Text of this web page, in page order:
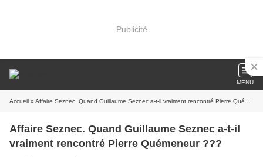
Publicité
MENU
Accueil » Affaire Seznec. Quand Guillaume Seznec a-t-il vraiment rencontré Pierre Quémeneur ???
Affaire Seznec. Quand Guillaume Seznec a-t-il
vraiment rencontré Pierre Quémeneur ???